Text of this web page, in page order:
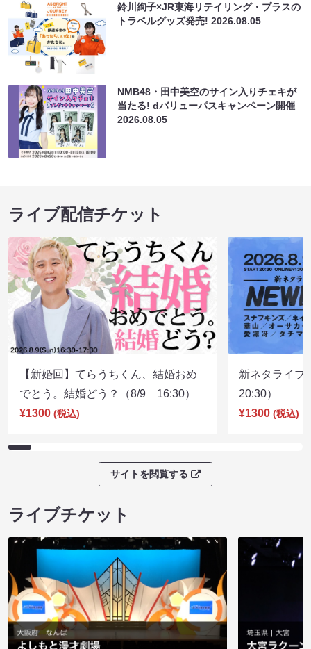
鈴川絢子×JR東海リテイリング・プラスの
トラベルグッズ発売!2026.08.05
NMB48・田中美空のサイン入りチェキが
当たる! dバリューパスキャンペーン開催
2026.08.05
ライブ配信チケット
【新婚回】てらうちくん、結婚おめ
でとう。結婚どう？（8/9 16:30）
¥1300 (税込)
新ネタライ
20:30）
¥1300 (税込)
サイトを閲覧する
ライブチケット